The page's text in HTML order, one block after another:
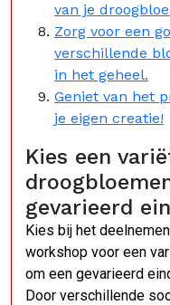
van je
Zorg voor een
verschillende
in het geheel.
Geniet van het
je eigen creatie!
Kies een
gevarieerd
Kies bij het
workshop voor een
om een gevarieerd
Door verschillende